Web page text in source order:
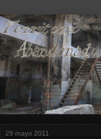
29 mayo 2011